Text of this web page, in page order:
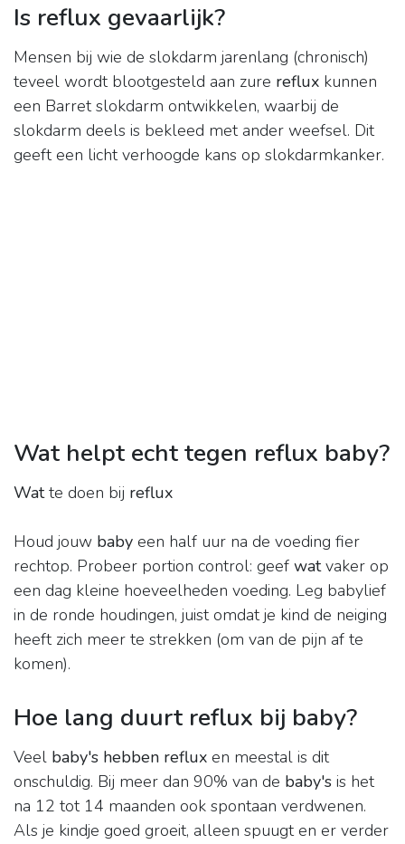
Is reflux gevaarlijk?
Mensen bij wie de slokdarm jarenlang (chronisch)
teveel wordt blootgesteld aan zure reflux kunnen
een Barret slokdarm ontwikkelen, waarbij de
slokdarm deels is bekleed met ander weefsel. Dit
geeft een licht verhoogde kans op slokdarmkanker.
Wat helpt echt tegen reflux baby?
Watte doen bij reflux
Houd jouw baby een half uur na de voeding fier
rechtop. Probeer portion control: geef watvaker op
een dag kleine hoeveelheden voeding. Leg babylief
in de ronde houdingen, juist omdat je kind de neiging
heeft zich meer te strekken (om van de pijn af te
komen).
Hoe lang duurt reflux bij baby?
Veel baby's hebben reflux en meestal is dit
onschuldig. Bij meer dan 90% van de baby's is het
na 12 tot 14 maanden ook spontaan verdwenen.
Als je kindje goed groeit, alleen spuugt en er verder